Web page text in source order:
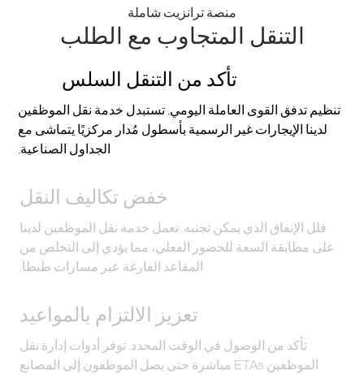
منصة ترانزيت شاملة
التنقل المتجاوب مع الطلب
تأكد من التنقل السلس
تنظيم تدفق القوى العاملة اليومي. تستبدل خدمة نقل الموظفين
لدينا الإيجارات غير الرسمية بأسطول مُدار مركزيًا يتماشى مع
الجداول الصناعية.
خفض تكاليف النقل
قلل الإنفاق الذي يمكن تجنبه. تعمل خدمة نقل الموظفين لدينا
على مطابقة السعة للحضور الفعلي، مما يؤدي إلى التخلص من
المقاعد الفارغة عبر مسارات طنطا.
تعزيز الالتزام بالمواعيد
تأكد من الوصول في الوقت المحدد. توفر أدوات إدارة نقل
الموظفين ETAs مباشرة حتى يصل الموظفون إلى المصانع